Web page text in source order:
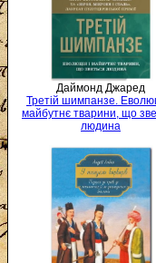
Даймонд Джаред
Третій шимпанзе.
майбутнє тварини, що
людина